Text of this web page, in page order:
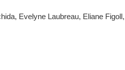
Evelyne Laubreau, Eliane